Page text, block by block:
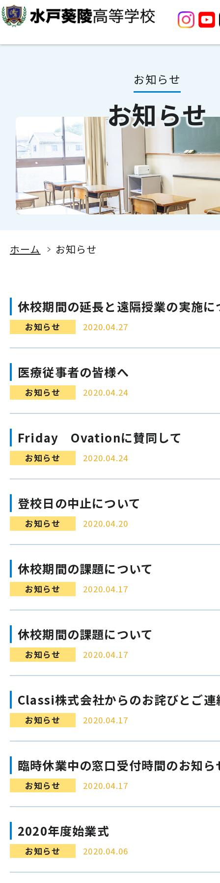
お知らせ
お知らせ
ホーム お知らせ
休校期間の延長と遠隔授業の実施に
お知らせ 2020.04.27
医療従事者の皆様へ
お知らせ 2020.04.24
Friday Ovationに賛同して
お知らせ 2020.04.24
登校日の中止について
お知らせ 2020.04.20
休校期間の課題について
お知らせ 2020.04.17
休校期間の課題について
お知らせ 2020.04.17
Classi株式会社からのお詫びとご連
お知らせ 2020.04.17
臨時休業中の窓口受付時間のお知ら
お知らせ 2020.04.17
2020年度始業式
お知らせ 2020.04.06